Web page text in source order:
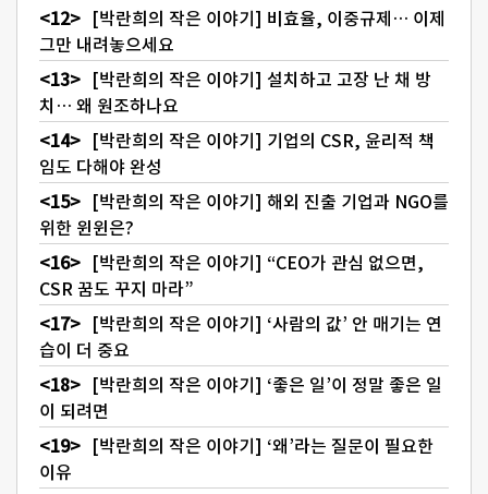
[박란희의 작은 이야기] 비효율, 이중규제… 이제
그만 내려놓으세요
[박란희의 작은 이야기] 설치하고 고장 난 채 방
치… 왜 원조하나요
[박란희의 작은 이야기] 기업의 CSR, 윤리적 책
임도 다해야 완성
[박란희의 작은 이야기] 해외 진출 기업과 NGO를
위한 윈윈은?
[박란희의 작은 이야기] “CEO가 관심 없으면,
CSR 꿈도 꾸지 마라”
[박란희의 작은 이야기] ‘사람의 값’ 안 매기는 연
습이 더 중요
[박란희의 작은 이야기] ‘좋은 일’이 정말 좋은 일
이 되려면
[박란희의 작은 이야기] ‘왜’라는 질문이 필요한
이유